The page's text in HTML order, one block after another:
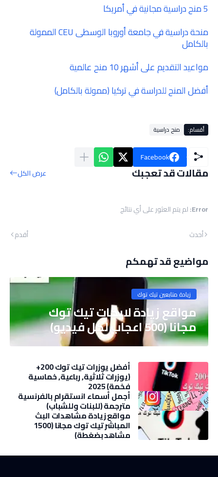
5 منح دراسية مجانية في أمريكا
منحة دراسية في جامعة أوروبا الوسطى CEU الممولة
بالكامل
مواعيد التقديم على أشهر 10 منح عالمية
أفضل المنح للدراسة في تركيا (ممولة بالكامل)
أقسام: منح دراسية
Facebook
مقالات قد تعجبك عرض الكل
Error: لم يتم العثور على أي نتائج
أحدث
أقدم
مواضيع قد تهمكم
زيادة متابعين تيك توك
مواقع زيادة لايكات تيك توك
مجانا (500 اعجاب لكل فيديو)
أفضل يوزرات تيك توك 200+
(يوزرات ثلاثية, رباعية, خماسية
فخمة) 2025
أجمل أسماء انستقرام بالفرنسية
مترجمة (للبنات وللشباب)
مواقع زيادة مشاهدات البث
المباشر تيك توك مجانا (1500
مشاهد بضغطة)